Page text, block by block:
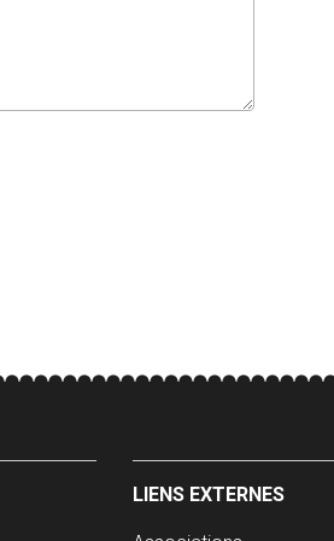
LIENS EXTERNES